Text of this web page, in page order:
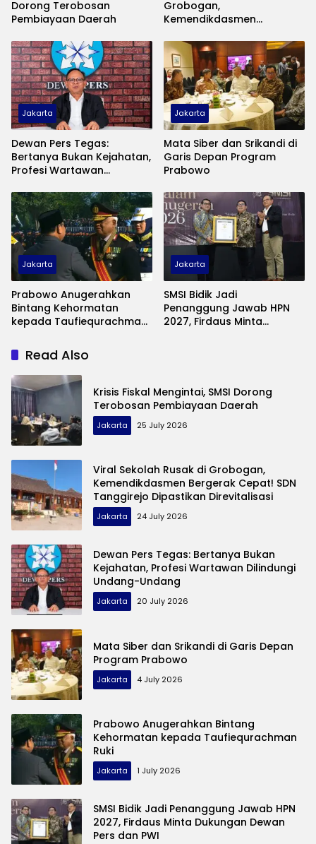
Dorong Terobosan
Pembiayaan Daerah
Grobogan,
Kemendikdasmen
Tanggirejo Dipastikan
Direvitalisasi
Jakarta
Dewan Pers Tegas:
Bertanya Bukan Kejahatan,
Profesi Wartawan
Jakarta
Mata Siber dan Srikandi di
Garis Depan Program
Prabowo
Jakarta
Prabowo Anugerahkan
Bintang Kehormatan
kepada Taufiequrachman
Jakarta
SMSI Bidik Jadi
Penanggung Jawab HPN
2027, Firdaus Minta
Read Also
Krisis Fiskal Mengintai, SMSI Dorong
Terobosan Pembiayaan Daerah
Jakarta 25 July 2026
Viral Sekolah Rusak di Grobogan,
Kemendikdasmen Bergerak Cepat! SDN
Tanggirejo Dipastikan Direvitalisasi
Jakarta 24 July 2026
Dewan Pers Tegas: Bertanya Bukan
Kejahatan, Profesi Wartawan Dilindungi
Undang-Undang
Jakarta 20 July 2026
Mata Siber dan Srikandi di Garis Depan
Program Prabowo
Jakarta 4 July 2026
Prabowo Anugerahkan Bintang
Kehormatan kepada Taufiequrachman
Ruki
Jakarta 1 July 2026
SMSI Bidik Jadi Penanggung Jawab HPN
2027, Firdaus Minta Dukungan Dewan
Pers dan PWI